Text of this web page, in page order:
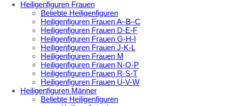
Heiligenfiguren Frauen
Beliebte Heiligenfiguren
Heiligenfiguren Frauen A–B–C
Heiligenfiguren Frauen D-E-F
Heiligenfiguren Frauen G-H-I
Heiligenfiguren Frauen J-K-L
Heiligenfiguren Frauen M
Heiligenfiguren Frauen N-O-P
Heiligenfiguren Frauen R-S-T
Heiligenfiguren Frauen U-V-W
Heiligenfiguren Männer
Beliebte Heiligenfiguren